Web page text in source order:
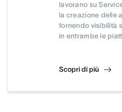
lavorano su
la creazione delle
fornendo visibilità
in entrambe le
Scopri di più